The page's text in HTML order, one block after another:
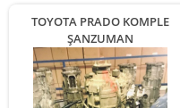
TOYOTA PRADO KOMPLE
ŞANZUMAN